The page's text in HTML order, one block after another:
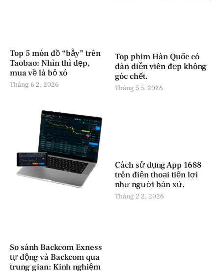
Top 5 món đồ “bẫy” trên
Taobao: Nhìn thì đẹp,
mua về là bỏ xó
Tháng 6 2, 2026
Top phim Hàn Quốc có
dàn diễn viên đẹp không
góc chết.
Tháng 5 5, 2026
So sánh Backcom Exness
tự động và Backcom qua
trung gian: Kinh nghiệm
Cách sử dụng App 1688
trên điện thoại tiện lợi
như người bản xứ.
Tháng 2 2, 2026